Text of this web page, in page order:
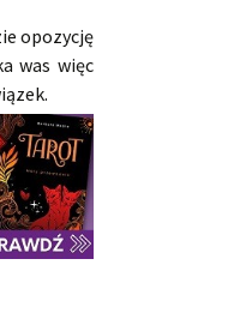
opozycję
was więc